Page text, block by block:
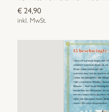
€ 24,90
inkl. MwSt.